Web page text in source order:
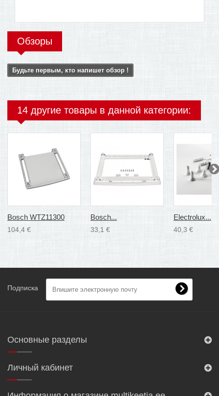
Обзоры
Будьте первым, кто напишет обзор !
14 другие товары в данной категории:
Bosch WTZ11300
104,4 €
Bosch...
33,1 €
Electrolux...
40,3 €
Подписка
Основные разделы
Личный кабинет